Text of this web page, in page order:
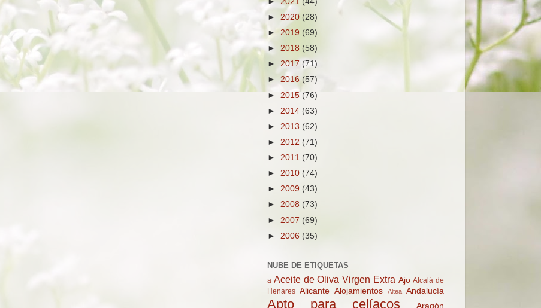
► 2020 (28)
► 2019 (69)
► 2018 (58)
► 2017 (71)
► 2016 (57)
► 2015 (76)
► 2014 (63)
► 2013 (62)
► 2012 (71)
► 2011 (70)
► 2010 (74)
► 2009 (43)
► 2008 (73)
► 2007 (69)
► 2006 (35)
NUBE DE ETIQUETAS
a Aceite de Oliva Virgen Extra Ajo Alcalá de
Henares Alicante Alojamientos Altea Andalucía
Apto para celíacos Aragón